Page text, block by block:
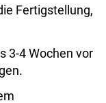
Fertigstellung,
3-4 Wochen vor